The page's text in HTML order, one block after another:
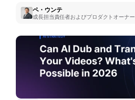
ペ・ウンテ
成長担当責任者およびプロダクトオーナー